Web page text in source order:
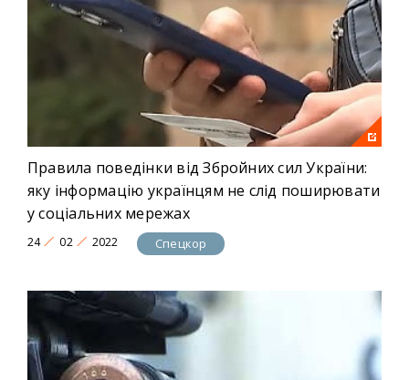
Правила поведінки від Збройних сил України:
яку інформацію українцям не слід поширювати
у соціальних мережах
24 02 2022 Спецкор